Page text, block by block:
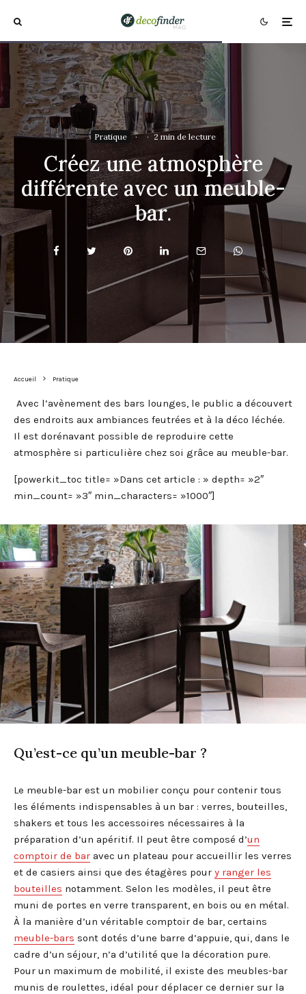
Pratique · · 2 min de lecture
Créez une atmosphère
différente avec un meuble-
bar.
Accueil Pratique
Avec l’avènement des bars lounges, le public a découvert
des endroits aux ambiances feutrées et à la déco léchée.
Il est dorénavant possible de reproduire cette
atmosphère si particulière chez soi grâce au meuble-bar.
[powerkit_toc title= »Dans cet article : » depth= »2″
min_count= »3″ min_characters= »1000″]
Qu’est-ce qu’un meuble-bar ?
Le meuble-bar est un mobilier conçu pour contenir tous
les éléments indispensables à un bar : verres, bouteilles,
shakers et tous les accessoires nécessaires à la
préparation d’un apéritif. Il peut être composé d’un
comptoir de bar avec un plateau pour accueillir les verres
et de casiers ainsi que des étagères pour y ranger les
bouteilles notamment. Selon les modèles, il peut être
muni de portes en verre transparent, en bois ou en métal.
À la manière d’un véritable comptoir de bar, certains
meuble-bars sont dotés d’une barre d’appuie, qui, dans le
cadre d’un séjour, n’a d’utilité que la décoration pure.
Pour un maximum de mobilité, il existe des meubles-bar
munis de roulettes, idéal pour déplacer ce dernier sur la